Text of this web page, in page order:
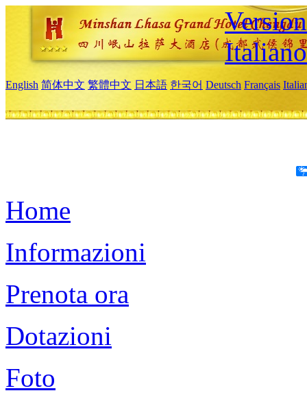
Italiano
English 简体中文 繁體中文 日本語 한국어 Deutsch Français
Home
Informazioni
Prenota ora
Dotazioni
Foto